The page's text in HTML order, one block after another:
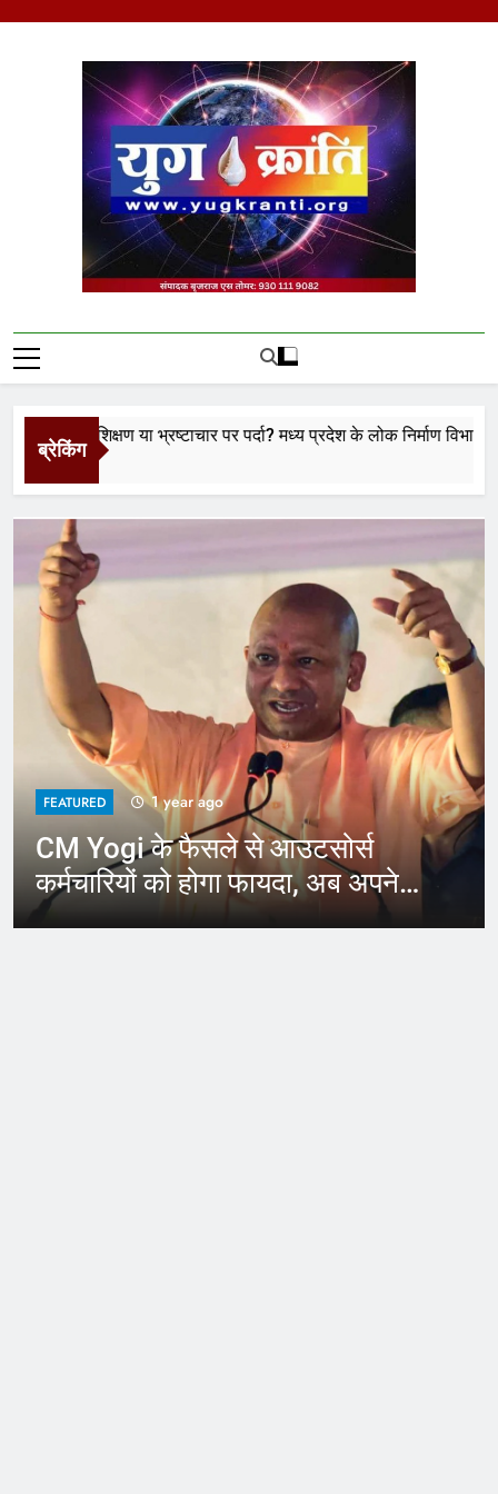
Yug Kranti | Trusted
News Portal
ब्रेकिंग
प्रशिक्षण या भ्रष्टाचार पर पर्दा? मध्य प्रदेश के लोक निर्माण विभाग पर उठे
FEATURED 1 year ago
CM Yogi के फैसले से आउटसोर्स
कर्मचारियों को होगा फायदा, अब अपने
जिले में कर सकेंगे काम